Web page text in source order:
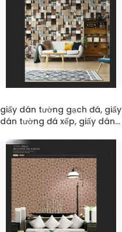
giấy dán tường gạch đá, giấy
dán tường đá xếp, giấy dán